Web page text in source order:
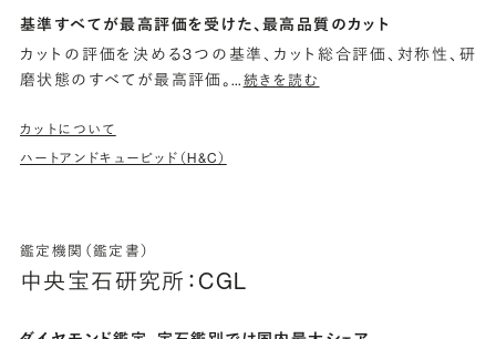
基準すべてが最高評価を受けた、最高品質のカット
カットの評価を決める3つの基準、カット総合評価、対称性、研
磨状態のすべてが最高評価。…続きを読む
カットについて
ハートアンドキューピッド（H&C）
鑑定機関（鑑定書）
中央宝石研究所：CGL